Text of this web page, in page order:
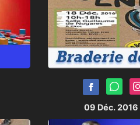
09 Déc. 2016